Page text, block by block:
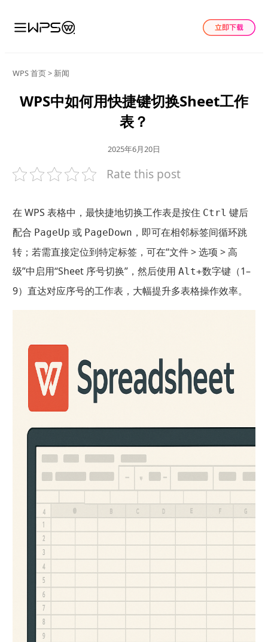
WPS 首页> 新闻
WPS中如何用快捷键切换Sheet工作
表？
2025年6月20日
Rate this post
在 WPS 表格中，最快捷地切换工作表是按住 Ctrl 键后
配合 PageUp 或 PageDown ，即可在相邻标签间循环跳
转；若需直接定位到特定标签，可在“文件 > 选项 > 高
级”中启用“Sheet 序号切换”，然后使用 Alt+数字键（1–
9）直达对应序号的工作表，大幅提升多表格操作效率。